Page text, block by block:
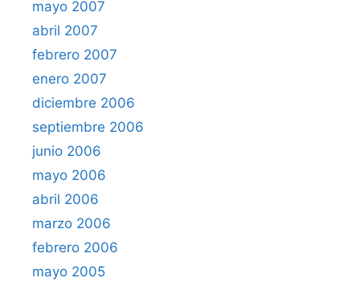
mayo 2007
abril 2007
febrero 2007
enero 2007
diciembre 2006
septiembre 2006
junio 2006
mayo 2006
abril 2006
marzo 2006
febrero 2006
mayo 2005